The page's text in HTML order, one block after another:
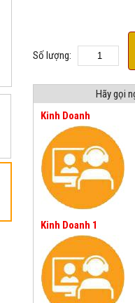
Số lượng:
Hãy gọi
Kinh Doanh
Kinh Doanh 1